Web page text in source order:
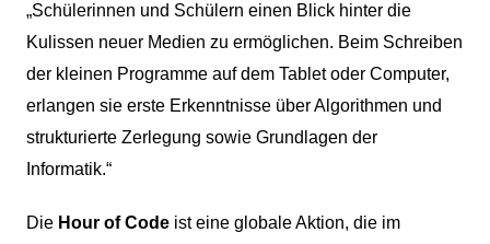
„Schülerinnen und Schülern einen Blick hinter die
Kulissen neuer Medien zu ermöglichen. Beim Schreiben
der kleinen Programme auf dem Tablet oder Computer,
erlangen sie erste Erkenntnisse über Algorithmen und
strukturierte Zerlegung sowie Grundlagen der
Informatik.“
Die Hour of Codeist eine globale Aktion, die im